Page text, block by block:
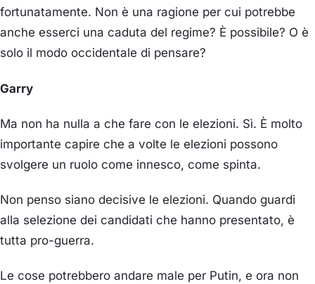
fortunatamente. Non è una ragione per cui potrebbe
anche esserci una caduta del regime? È possibile? O è
solo il modo occidentale di pensare?
Garry
Ma non ha nulla a che fare con le elezioni. Sì. È molto
importante capire che a volte le elezioni possono
svolgere un ruolo come innesco, come spinta.
Non penso siano decisive le elezioni. Quando guardi
alla selezione dei candidati che hanno presentato, è
tutta pro-guerra.
Le cose potrebbero andare male per Putin, e ora non